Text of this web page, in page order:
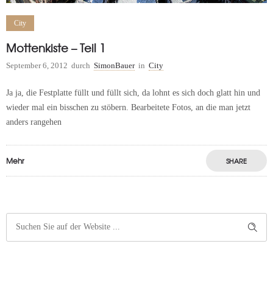
City
Mottenkiste – Teil 1
September 6, 2012 durch SimonBauer in City
Ja ja, die Festplatte füllt und füllt sich, da lohnt es sich doch glatt hin und
wieder mal ein bisschen zu stöbern. Bearbeitete Fotos, an die man jetzt
anders rangehen
Mehr SHARE